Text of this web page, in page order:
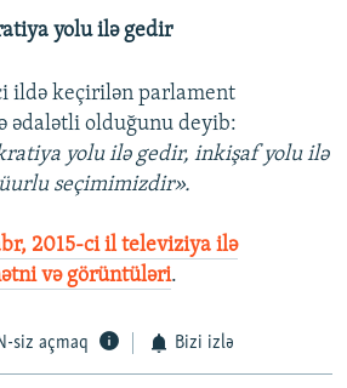
yolu ilə gedir
ildə keçirilən parlament
ədalətli olduğunu deyib:
yolu ilə gedir, inkişaf yolu ilə
seçimimizdir».
2015-ci il televiziya ilə
və görüntüləri.
siz açmaq Bizi izlə